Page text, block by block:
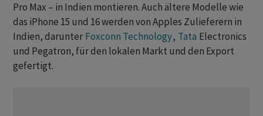
Pro Max – in Indien montieren. Auch ältere Modelle wie
das iPhone 15 und 16 werden von Apples Zulieferern in
Indien, darunter Foxconn Technology, Tata Electronics
und Pegatron, für den lokalen Markt und den Export
gefertigt.